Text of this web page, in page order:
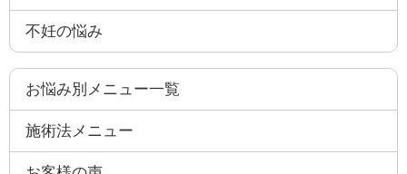
不妊の悩み
お悩み別メニュー一覧
施術法メニュー